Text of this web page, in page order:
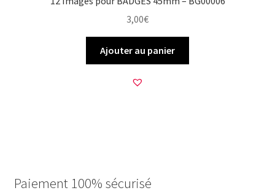
3,00€
Ajouter au panier
Paiement 100% sécurisé